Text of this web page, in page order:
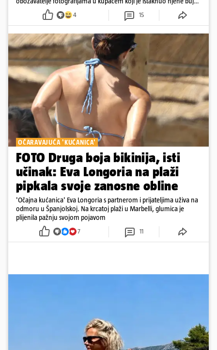
4 15
OČARAVAJUĆA 'KUĆANICA'
FOTO Druga boja bikinija, isti
učinak: Eva Longoria na plaži
pipkala svoje zanosne obline
'Očajna kućanica' Eva Longoria s partnerom i prijateljima uživa na
odmoru u Španjolskoj. Na krcatoj plaži u Marbelli, glumica je
plijenila pažnju svojom pojavom
7 11